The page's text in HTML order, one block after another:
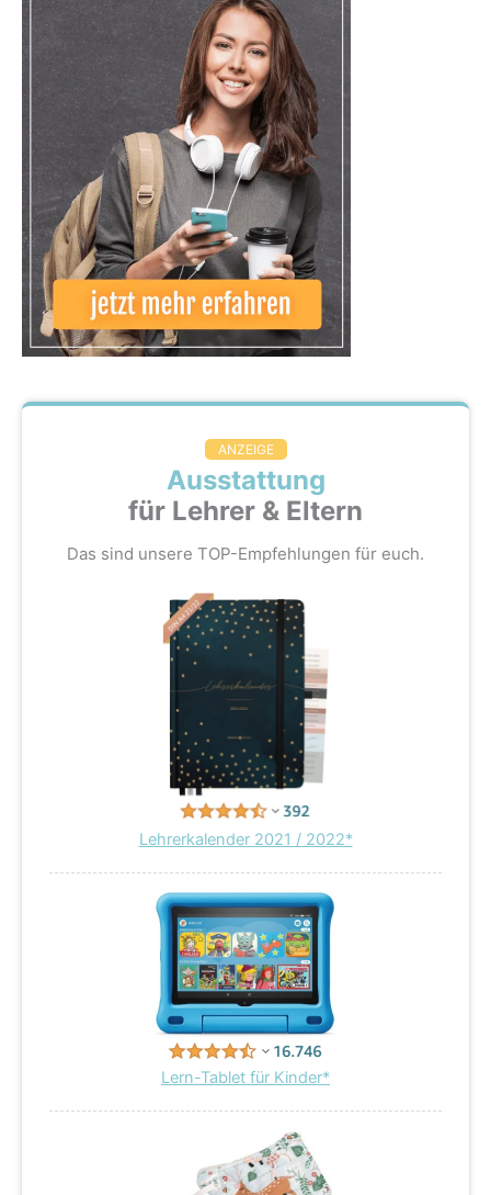
ANZEIGE
Ausstattung
für Lehrer & Eltern
Das sind unsere TOP-Empfehlungen für euch.
Lehrerkalender 2021 / 2022*
Lern-Tablet für Kinder*